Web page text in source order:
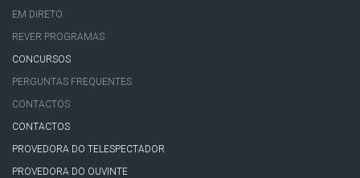
EM DIRETO
REVER PROGRAMAS
CONCURSOS
PERGUNTAS FREQUENTES
CONTACTOS
CONTACTOS
PROVEDORA DO TELESPECTADOR
PROVEDORA DO OUVINTE